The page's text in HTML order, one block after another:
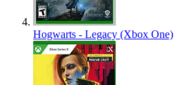
Hogwarts - Legacy (Xbox One)